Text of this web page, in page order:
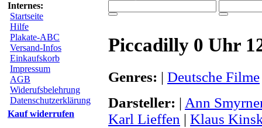
Internes:
Startseite
Hilfe
Plakate-ABC
Versand-Infos
Einkaufskorb
Impressum
AGB
Widerufsbelehrung
Datenschutzerklärung
Kauf widerrufen
Piccadilly 0 Uhr
Genres: | Deutsche Filme
Darsteller: | Ann
Karl Lieffen | Klaus